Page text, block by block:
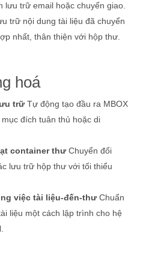
lưu trữ email hoặc chuyển giao.
trữ nội dung tài liệu đã chuyển
nhất, thân thiện với hộp thư.
hoá
trữTự động tạo đầu ra MBOX
đích tuân thủ hoặc di
container thưChuyển đổi
lưu trữ hộp thư với tối thiểu
việc tài liệu‑đến‑thưChuẩn
liệu một cách lập trình cho hệ